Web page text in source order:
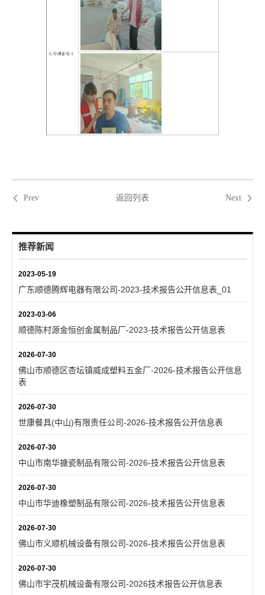
Prev 返回列表 Next
推荐新闻
2023-05-19
广东顺德腾辉电器有限公司-2023-技术报告公开信息表_01
2023-03-06
顺德陈村源金恒创金属制品厂-2023-技术报告公开信息表
2026-07-30
佛山市顺德区杏坛镇威成塑料五金厂-2026-技术报告公开信息
表
2026-07-30
世康餐具(中山)有限责任公司-2026-技术报告公开信息表
2026-07-30
中山市南华搪瓷制品有限公司-2026-技术报告公开信息表
2026-07-30
中山市华迪橡塑制品有限公司-2026-技术报告公开信息表
2026-07-30
佛山市义顺机械设备有限公司-2026-技术报告公开信息表
2026-07-30
佛山市宇茂机械设备有限公司-2026技术报告公开信息表